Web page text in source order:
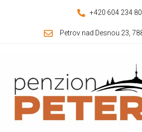
+420 604 234
Petrov nad Desnou 23,